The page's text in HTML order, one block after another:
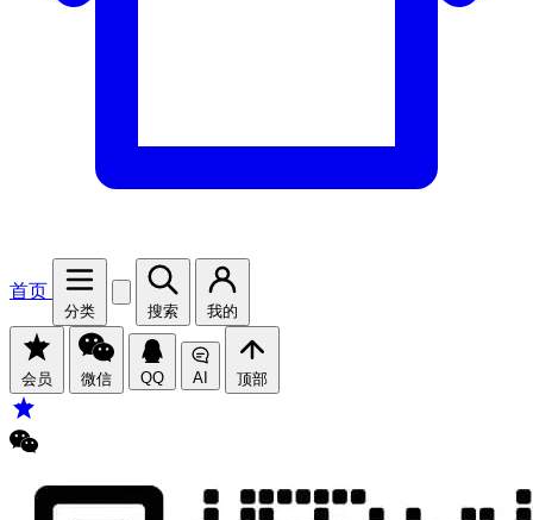
首页
分类 搜索 我的
会员 微信 QQ AI 顶部